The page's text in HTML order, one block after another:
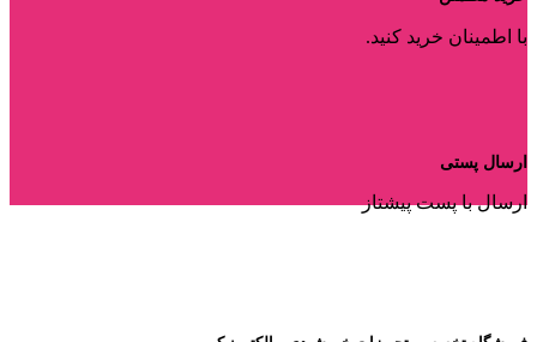
با اطمینان خرید کنید.
ارسال پستی
ارسال با پست پیشتاز